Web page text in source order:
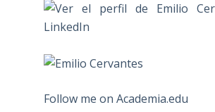
Follow me on Academia.edu